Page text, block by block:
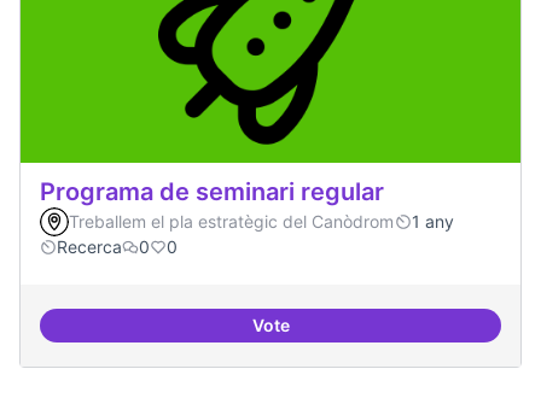
Programa de seminari regular
Treballem el pla estratègic del Canòdrom
1 any
Recerca
0 0
VotePrograma de seminari regular